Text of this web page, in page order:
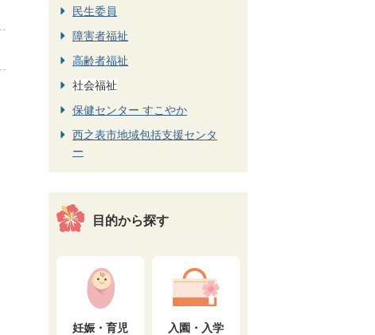
民生委員
障害者福祉
高齢者福祉
社会福祉
保健センター すこやか
西之表市地域包括支援センタ
ー
目的から探す
妊娠・育児 入園・入学